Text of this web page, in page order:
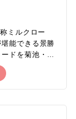
ありながら、
だらかで優美
す。
ミルクロー
能できる景勝
ドを菊池・阿
なってくるあ
んでいくと、
きる大パノラ